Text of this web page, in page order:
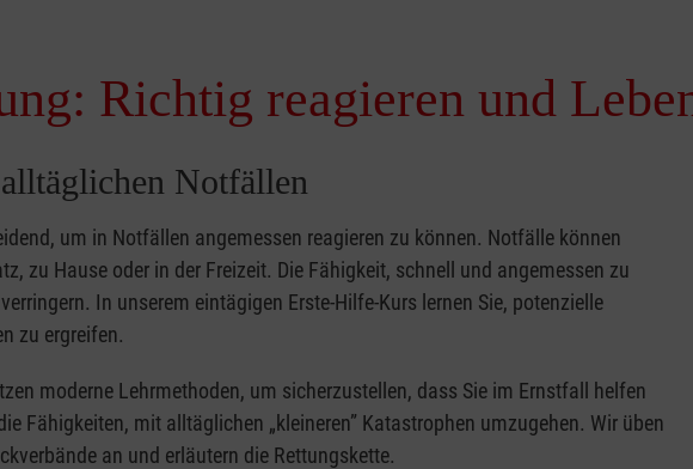
Richtig reagieren und
Notfällen
um in Notfällen angemessen reagieren zu können. Notfälle können
zu Hause oder in der Freizeit. Die Fähigkeit, schnell und angemessen zu
In unserem eintägigen Erste-Hilfe-Kurs lernen Sie, potenzielle
zu ergreifen.
moderne Lehrmethoden, um sicherzustellen, dass Sie im Ernstfall helfen
Fähigkeiten, mit alltäglichen „kleineren” Katastrophen umzugehen. Wir üben
an und erläutern die Rettungskette.